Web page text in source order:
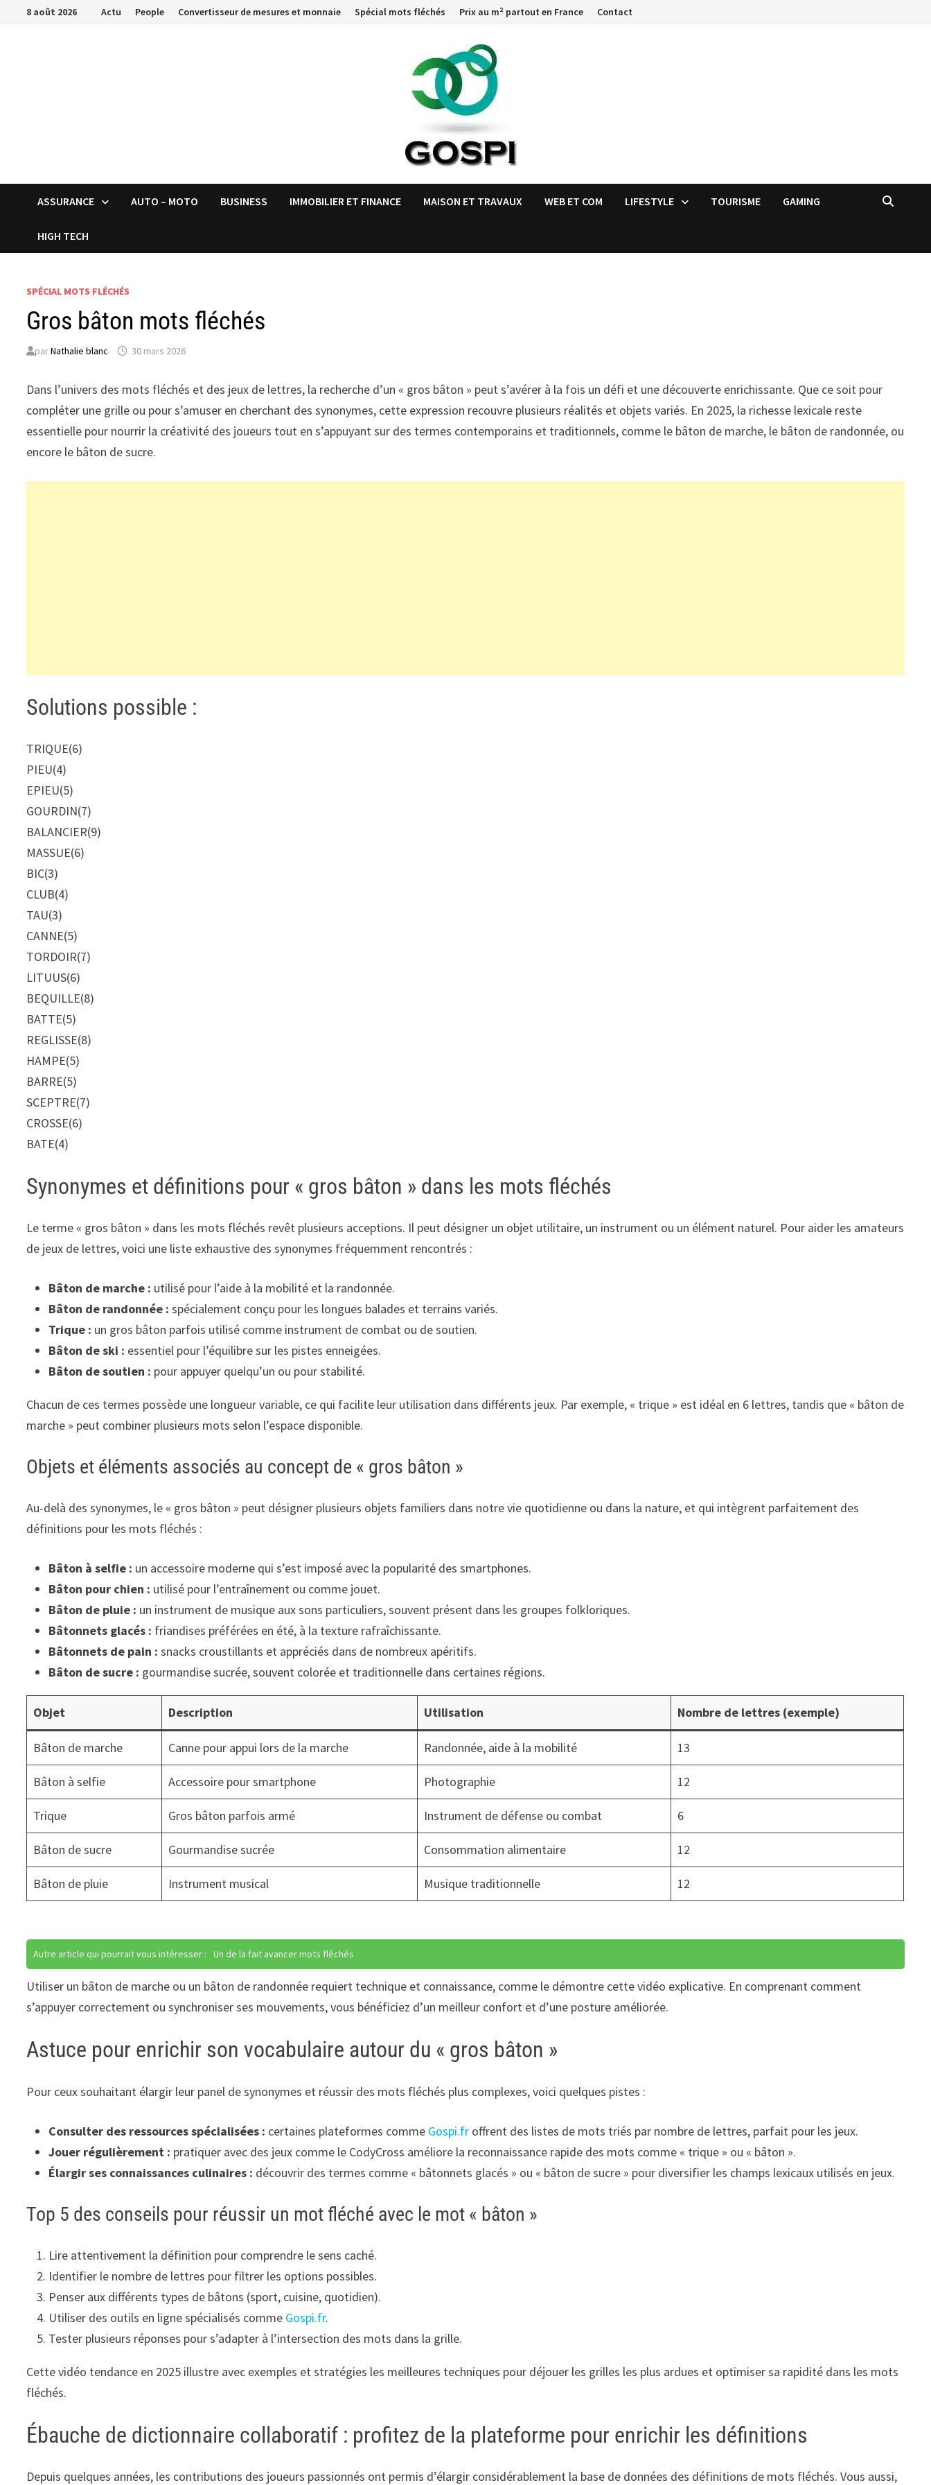
Passer8 août 2026 Actu People Convertisseur de mesures et monnaie Spécial mots fléchés Prix au m² partout en France Contact
ASSURANCE AUTO – MOTO BUSINESS IMMOBILIER ET FINANCE MAISON ET TRAVAUX WEB ET COM LIFESTYLE TOURISME GAMING
HIGH TECH
SPÉCIAL MOTS FLÉCHÉS
Gros bâton mots fléchés
parNathalie blanc 30 mars 2026
Dans l’univers des mots fléchés et des jeux de lettres, la recherche d’un « gros bâton » peut s’avérer à la fois un défi et une découverte enrichissante. Que ce soit pour
compléter une grille ou pour s’amuser en cherchant des synonymes, cette expression recouvre plusieurs réalités et objets variés. En 2025, la richesse lexicale reste
essentielle pour nourrir la créativité des joueurs tout en s’appuyant sur des termes contemporains et traditionnels, comme le bâton de marche, le bâton de randonnée, ou
encore le bâton de sucre.
Solutions possible :
TRIQUE(6)
PIEU(4)
EPIEU(5)
GOURDIN(7)
BALANCIER(9)
MASSUE(6)
BIC(3)
CLUB(4)
TAU(3)
CANNE(5)
TORDOIR(7)
LITUUS(6)
BEQUILLE(8)
BATTE(5)
REGLISSE(8)
HAMPE(5)
BARRE(5)
SCEPTRE(7)
CROSSE(6)
BATE(4)
Synonymes et définitions pour « gros bâton » dans les mots fléchés
Le terme « gros bâton » dans les mots fléchés revêt plusieurs acceptions. Il peut désigner un objet utilitaire, un instrument ou un élément naturel. Pour aider les amateurs
de jeux de lettres, voici une liste exhaustive des synonymes fréquemment rencontrés :
Bâton de marche : utilisé pour l’aide à la mobilité et la randonnée.
Bâton de randonnée : spécialement conçu pour les longues balades et terrains variés.
Trique : un gros bâton parfois utilisé comme instrument de combat ou de soutien.
Bâton de ski : essentiel pour l’équilibre sur les pistes enneigées.
Bâton de soutien : pour appuyer quelqu’un ou pour stabilité.
Chacun de ces termes possède une longueur variable, ce qui facilite leur utilisation dans différents jeux. Par exemple, « trique » est idéal en 6 lettres, tandis que « bâton de
marche » peut combiner plusieurs mots selon l’espace disponible.
Objets et éléments associés au concept de « gros bâton »
Au-delà des synonymes, le « gros bâton » peut désigner plusieurs objets familiers dans notre vie quotidienne ou dans la nature, et qui intègrent parfaitement des
définitions pour les mots fléchés :
Bâton à selfie : un accessoire moderne qui s’est imposé avec la popularité des smartphones.
Bâton pour chien : utilisé pour l’entraînement ou comme jouet.
Bâton de pluie : un instrument de musique aux sons particuliers, souvent présent dans les groupes folkloriques.
Bâtonnets glacés : friandises préférées en été, à la texture rafraîchissante.
Bâtonnets de pain : snacks croustillants et appréciés dans de nombreux apéritifs.
Bâton de sucre : gourmandise sucrée, souvent colorée et traditionnelle dans certaines régions.
Objet Description Utilisation Nombre de lettres (exemple)
Bâton de marche Canne pour appui lors de la marche Randonnée, aide à la mobilité 13
Bâton à selfie Accessoire pour smartphone Photographie 12
Trique Gros bâton parfois armé Instrument de défense ou combat 6
Bâton de sucre Gourmandise sucrée Consommation alimentaire 12
Bâton de pluie Instrument musical Musique traditionnelle 12
Autre article qui pourrait vous intéresser : Un de la fait avancer mots fléchés
Utiliser un bâton de marche ou un bâton de randonnée requiert technique et connaissance, comme le démontre cette vidéo explicative. En comprenant comment
s’appuyer correctement ou synchroniser ses mouvements, vous bénéficiez d’un meilleur confort et d’une posture améliorée.
Astuce pour enrichir son vocabulaire autour du « gros bâton »
Pour ceux souhaitant élargir leur panel de synonymes et réussir des mots fléchés plus complexes, voici quelques pistes :
Consulter des ressources spécialisées : certaines plateformes comme Gospi.fr offrent des listes de mots triés par nombre de lettres, parfait pour les jeux.
Jouer régulièrement : pratiquer avec des jeux comme le CodyCross améliore la reconnaissance rapide des mots comme « trique » ou « bâton ».
Élargir ses connaissances culinaires : découvrir des termes comme « bâtonnets glacés » ou « bâton de sucre » pour diversifier les champs lexicaux utilisés en jeux.
Top 5 des conseils pour réussir un mot fléché avec le mot « bâton »
Lire attentivement la définition pour comprendre le sens caché.
Identifier le nombre de lettres pour filtrer les options possibles.
Penser aux différents types de bâtons (sport, cuisine, quotidien).
Utiliser des outils en ligne spécialisés comme Gospi.fr.
Tester plusieurs réponses pour s’adapter à l’intersection des mots dans la grille.
Cette vidéo tendance en 2025 illustre avec exemples et stratégies les meilleures techniques pour déjouer les grilles les plus ardues et optimiser sa rapidité dans les mots
fléchés.
Ébauche de dictionnaire collaboratif : profitez de la plateforme pour enrichir les définitions
Depuis quelques années, les contributions des joueurs passionnés ont permis d’élargir considérablement la base de données des définitions de mots fléchés. Vous aussi,